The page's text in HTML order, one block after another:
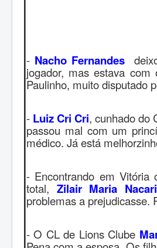
- Nacho Fernandes
jogador, mas estava
Paulinho, muito disputado
- Luiz Cri Cri, cunhado do
passou mal com um
médico. Já está
- Encontrando em Vitória
total, Zilair Maria Nacari
problemas a
- O CL de Lions Clube